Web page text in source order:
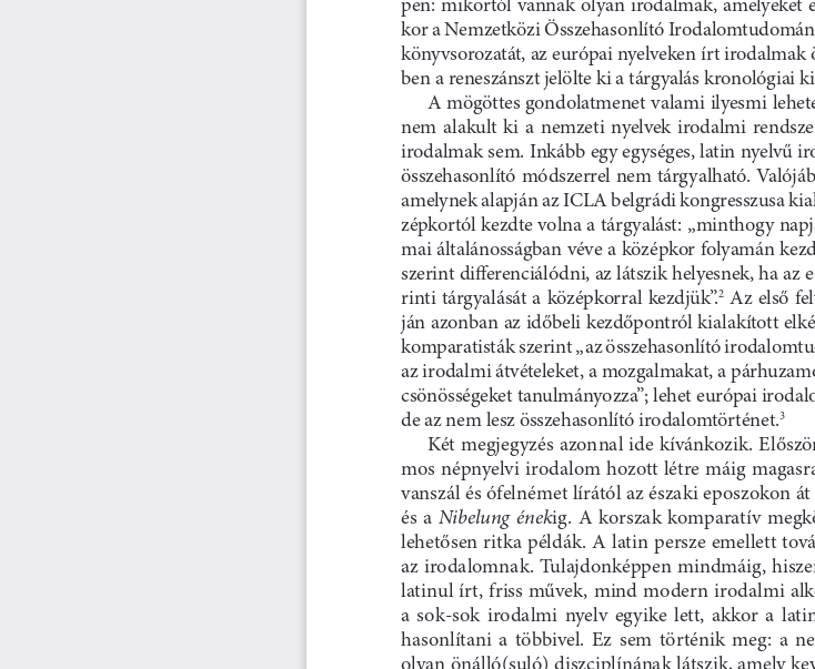
kor a Nemzetközi Összehasonlító
könyvsorozatát, az európai nyelveken írt irodalmak
ben a reneszánszt jelölte ki a tárgyalás kronológiai
A mögöttes gondolatmenet valami ilyesmi
nem  alakult  ki  a  nemzeti  nyelvek  irodalmi
irodalmak sem. Inkább egy egységes, latin nyelvű
összehasonlító módszerrel nem tárgyalható.
amelynek alapján az ICLA belgrádi kongresszusa
zépkortól kezdte volna a tárgyalást: „minthogy
mai általánosságban véve a középkor folyamán
szerint differenciálódni, az látszik helyesnek, ha az
rinti  tárgyalását  a  középkorral  kezdjük”.2
Az  első
ján azonban az időbeli kezdőpontról kialakított
komparatisták szerint „az összehasonlító
az irodalmi átvételeket, a mozgalmakat, a
csönösségeket tanulmányozza”; lehet európai
de az nem lesz összehasonlító irodalomtörténet. 3
Két megjegyzés azonnal ide kívánkozik.
mos népnyelvi irodalom hozott létre máig
vanszál és ófelnémet lírától az északi eposzokon
és  a Nibelung  énekig.  A  korszak  komparatív
lehetősen ritka példák. A latin persze emellett
az irodalomnak. Tulajdonképpen mindmáig,
latinul írt, friss művek, mind modern irodalmi
a  sok-sok  irodalmi  nyelv  egyike  lett,  akkor  a
hasonlítani  a  többivel.  Ez  sem  történik  meg:  a
olyan önálló(suló) diszciplínának látszik, amely